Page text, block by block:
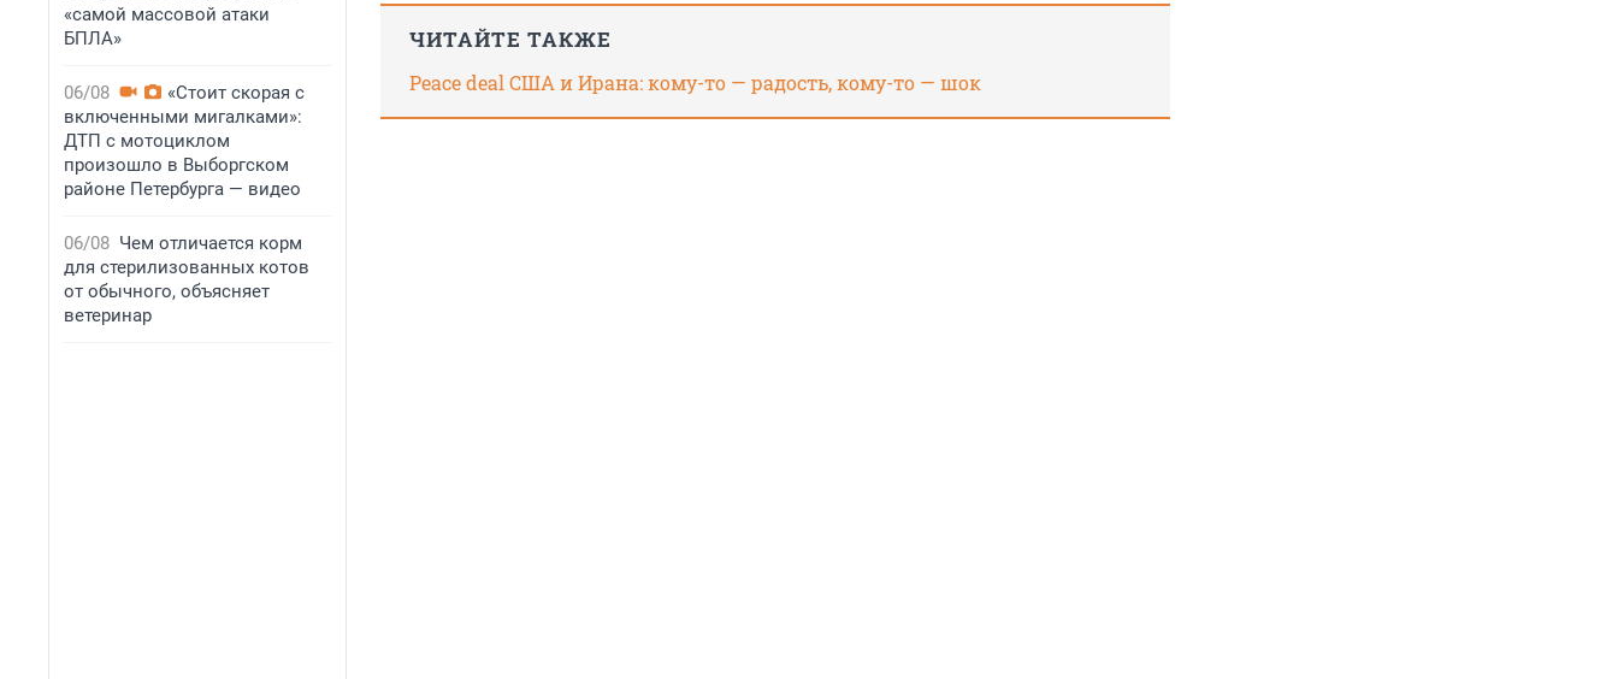
«самой массовой атаки
БПЛА»
06/08
«Стоит скорая с
включенными мигалками»:
ДТП с мотоциклом
произошло в Выборгском
районе Петербурга — видео
06/08 Чем отличается корм
для стерилизованных котов
от обычного, объясняет
ветеринар
ЧИТАЙТЕ ТАКЖЕ
Peace deal США и Ирана: кому-то — радость, кому-то — шок